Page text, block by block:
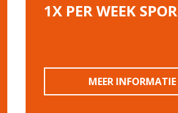
1X PER WEEK
MEER INFORMATIE